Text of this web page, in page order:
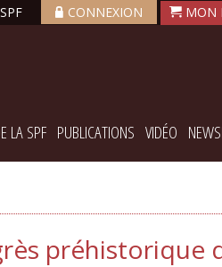
CONNEXION
LA SPF PUBLICATIONS VIDÉO
préhistorique